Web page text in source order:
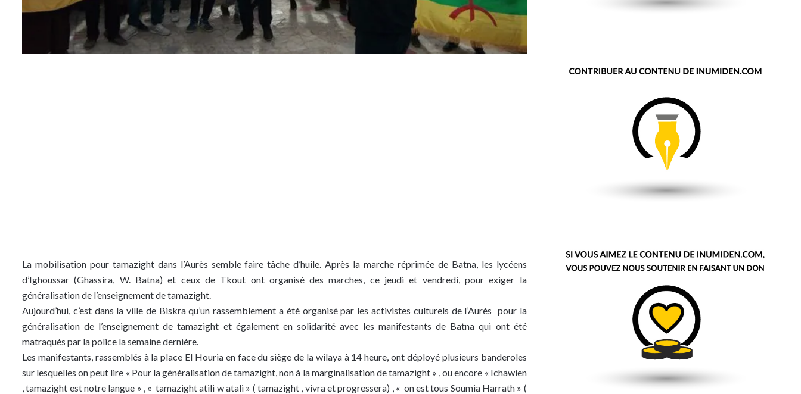
La mobilisation pour tamazight dans l’Aurès semble faire tâche d’huile. Après la marche réprimée de Batna, les lycéens
d’Ighoussar (Ghassira, W. Batna) et ceux de Tkout ont organisé des marches, ce jeudi et vendredi, pour exiger la
généralisation de l’enseignement de tamazight.
Aujourd’hui, c’est dans la ville de Biskra qu’un rassemblement a été organisé par les activistes culturels de l’Aurès pour la
généralisation de l’enseignement de tamazight et également en solidarité avec les manifestants de Batna qui ont été
matraqués par la police la semaine dernière.
Les manifestants, rassemblés à la place El Houria en face du siège de la wilaya à 14 heure, ont déployé plusieurs banderoles
sur lesquelles on peut lire « Pour la généralisation de tamazight, non à la marginalisation de tamazight » , ou encore « Ichawien
, tamazight est notre langue » , « tamazight atili w atali » ( tamazight , vivra et progressera) , « on est tous Soumia Harrath » (